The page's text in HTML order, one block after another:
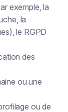
exemple, la
la
le RGPD
des
ou une
ou de